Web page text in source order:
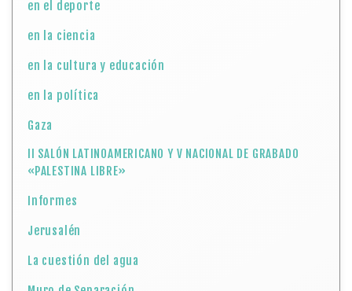
en el deporte
en la ciencia
en la cultura y educación
en la política
Gaza
II SALÓN LATINOAMERICANO Y V NACIONAL DE GRABADO
«PALESTINA LIBRE»
Informes
Jerusalén
La cuestión del agua